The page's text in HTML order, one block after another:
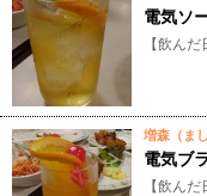
電気ソ
【飲ん
増森（ま
電気ブ
【飲ん